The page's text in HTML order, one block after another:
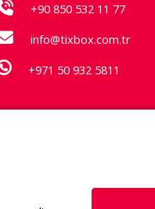
+90 850 532 11 77
info@tixbox.com.tr
+971 50 932 5811